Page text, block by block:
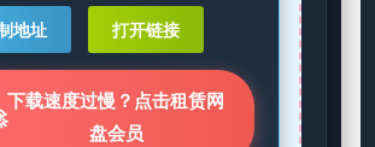
地址 打开链接
下载速度过慢？点击租赁网
盘会员